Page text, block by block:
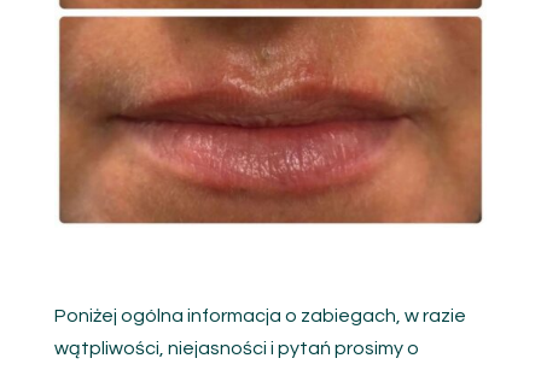
Poniżej ogólna informacja o zabiegach, w razie
wątpliwości, niejasności i pytań prosimy o